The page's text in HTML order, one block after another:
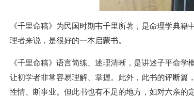
《千里命稿》为民国时期韦千里 所著，是命理学典籍
理者来说，是很好的一本启蒙书。
《千里命稿》语言简练、述理清晰，是讲述子平命
让初学者非常容易理解、掌握。此外，此书的评断篇
性情、断事业。但此书也有不足的地方，如对六亲的